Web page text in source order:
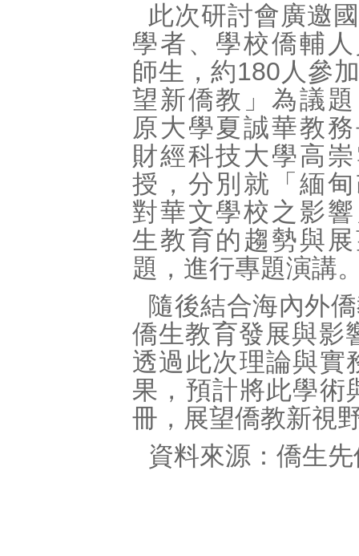
此次研討會廣邀
學者、學校僑輔
師生，約180人參
望新僑教」為議
原大學夏誠華教
財經科技大學高
授，分別就「緬
對華文學校之影
生教育的趨勢與
題，進行專題演講
隨後結合海內外
僑生教育發展與影
透過此次理論與實
果，預計將此學術
冊，展望僑教新視
資料來源：僑生